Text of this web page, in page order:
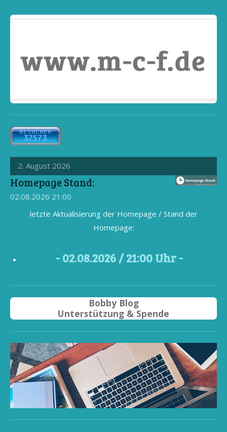
2. August 2026
Homepage Stand:
02.08.2026 21:00
letzte Aktualisierung der Homepage / Stand der
Homepage:
- 02.08.2026 / 21:00 Uhr -
Bobby Blog
Unterstützung & Spende